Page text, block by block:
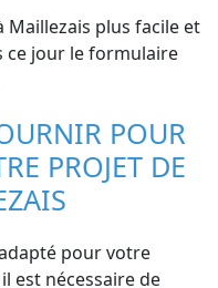
Maillezais plus facile et
ce jour le formulaire
POUR
PROJET DE
pour votre
est nécessaire de